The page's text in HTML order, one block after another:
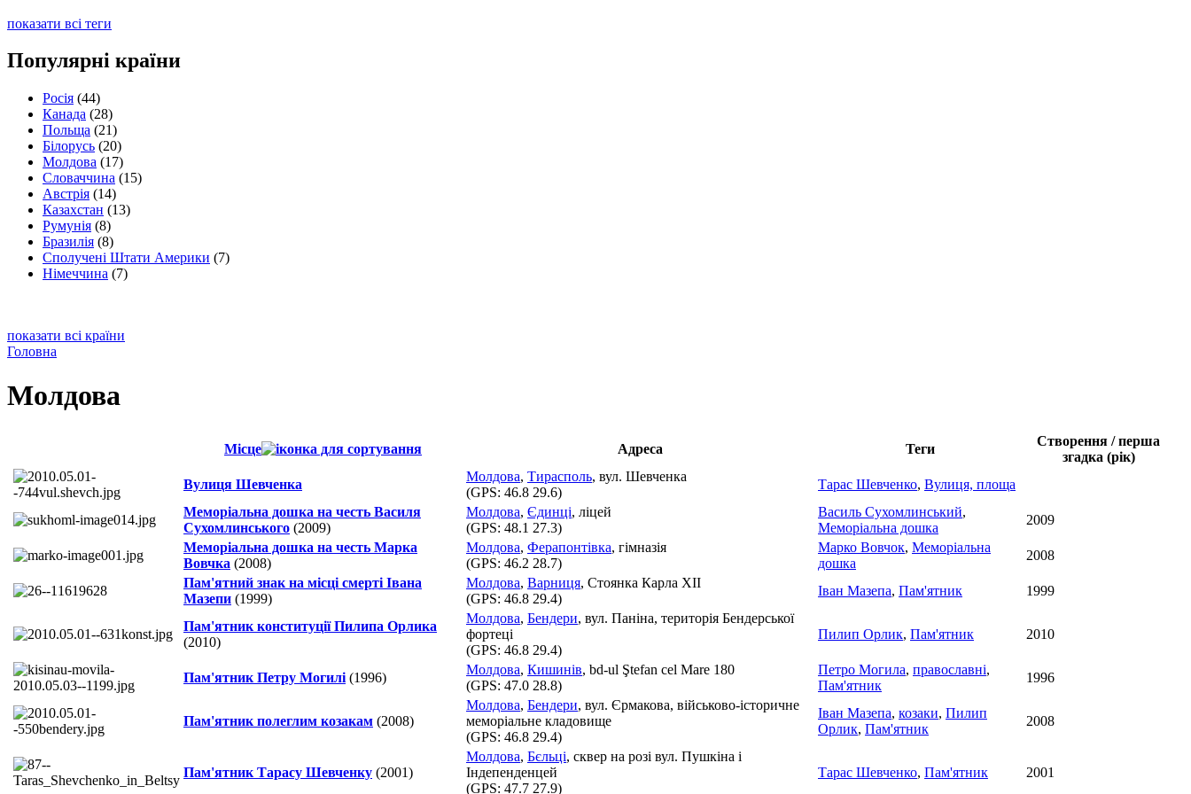
показати всі теги
Популярні країни
Росія (44)
Канада (28)
Польща (21)
Білорусь (20)
Молдова (17)
Словаччина (15)
Австрія (14)
Казахстан (13)
Румунія (8)
Бразилія (8)
Сполучені Штати Америки (7)
Німеччина (7)
показати всі країни
Головна
Молдова
Місце Адреса Теги
Створення / перша
згадка (рік)
Вулиця Шевченка
Молдова, Тирасполь, вул. Шевченка
(GPS: 46.8 29.6)
Тарас Шевченко, Вулиця, площа
Меморіальна дошка на честь Василя
Сухомлинського (2009)
Молдова, Єдинці, ліцей
(GPS: 48.1 27.3)
Василь Сухомлинський,
Меморіальна дошка
2009
Меморіальна дошка на честь Марка
Вовчка (2008)
Молдова, Ферапонтівка, гімназія
(GPS: 46.2 28.7)
Марко Вовчок, Меморіальна
дошка
2008
Пам'ятний знак на місці смерті Івана
Мазепи (1999)
Молдова, Варниця, Стоянка Карла ХІІ
(GPS: 46.8 29.4)
Іван Мазепа, Пам'ятник 1999
Пам'ятник конституції Пилипа Орлика
(2010)
Молдова, Бендери, вул. Паніна, територія Бендерської
фортеці
(GPS: 46.8 29.4)
Пилип Орлик, Пам'ятник 2010
Пам'ятник Петру Могилі (1996)
Молдова, Кишинів, bd-ul Ştefan cel Mare 180
(GPS: 47.0 28.8)
Петро Могила, православні,
Пам'ятник
1996
Пам'ятник полеглим козакам (2008)
Молдова, Бендери, вул. Єрмакова, військово-історичне
меморіальне кладовище
(GPS: 46.8 29.4)
Іван Мазепа, козаки, Пилип
Орлик, Пам'ятник
2008
Пам'ятник Тарасу Шевченку (2001)
Молдова, Бєльці, сквер на розі вул. Пушкіна і
Індепенденцей
(GPS: 47.7 27.9)
Тарас Шевченко, Пам'ятник 2001